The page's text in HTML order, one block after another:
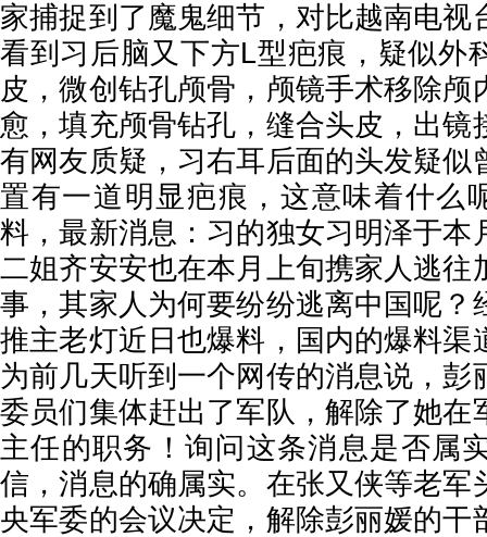
家捕捉到了魔鬼细节，对比越南电视
看到习后脑又下方L型疤痕，疑似外
皮，微创钻孔颅骨，颅镜手术移除颅
愈，填充颅骨钻孔，缝合头皮，出镜
有网友质疑，习右耳后面的头发疑似
置有一道明显疤痕，这意味着什么
料，最新消息：习的独女习明泽于本
二姐齐安安也在本月上旬携家人逃往
事，其家人为何要纷纷逃离中国呢？
推主老灯近日也爆料，国内的爆料渠
为前几天听到一个网传的消息说，彭
委员们集体赶出了军队，解除了她在
主任的职务！询问这条消息是否属
信，消息的确属实。在张又侠等老军
央军委的会议决定，解除彭丽媛的干